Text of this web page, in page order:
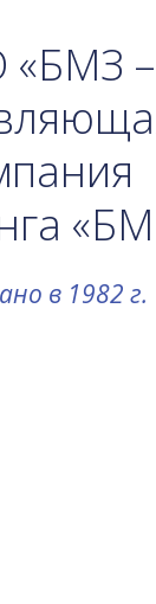
–
в 1982 г.